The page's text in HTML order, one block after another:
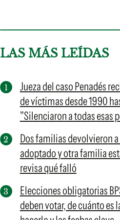
LAS MÁS LEÍDAS
Jueza del caso Penadés
de víctimas desde 1990
"Silenciaron a todas esas
Dos familias devolvieron
adoptado y otra familia
revisa qué falló
Elecciones obligatorias
deben votar, de cuánto es